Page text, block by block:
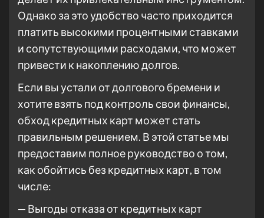
Однако за это удобство часто приходится
платить высокими процентными ставками
и сопутствующими расходами, что может
привести к накоплению долгов.
Если вы устали от долгового бремени и
хотите взять под контроль свои финансы,
обход кредитных карт может стать
правильным решением. В этой статье мы
предоставим полное руководство о том,
как обойтись без кредитных карт, в том
числе:
— Выгоды отказа от кредитных карт